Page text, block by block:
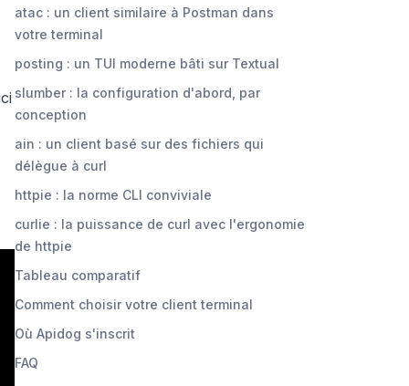
atac : un client similaire à Postman dans
votre terminal
posting : un TUI moderne bâti sur Textual
slumber : la configuration d'abord, par
conception
ain : un client basé sur des fichiers qui
délègue à curl
httpie : la norme CLI conviviale
curlie : la puissance de curl avec l'ergonomie
de httpie
Tableau comparatif
Comment choisir votre client terminal
Où Apidog s'inscrit
FAQ